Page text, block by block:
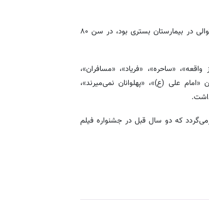
عنایت بخشی صبح ۲۶ بهمن ماه سال ۱۴۰۴ پس از اینکه چند ماه به طور متوالی در بیمارستان بستری بود، در سن ۸۰
«روز واقعه»، «ساحره»، «فریاد»، «مسافران»،
علی (ع)»، «پهلوانان نمی‌میرند»،
که دو سال قبل در جشنواره فیلم